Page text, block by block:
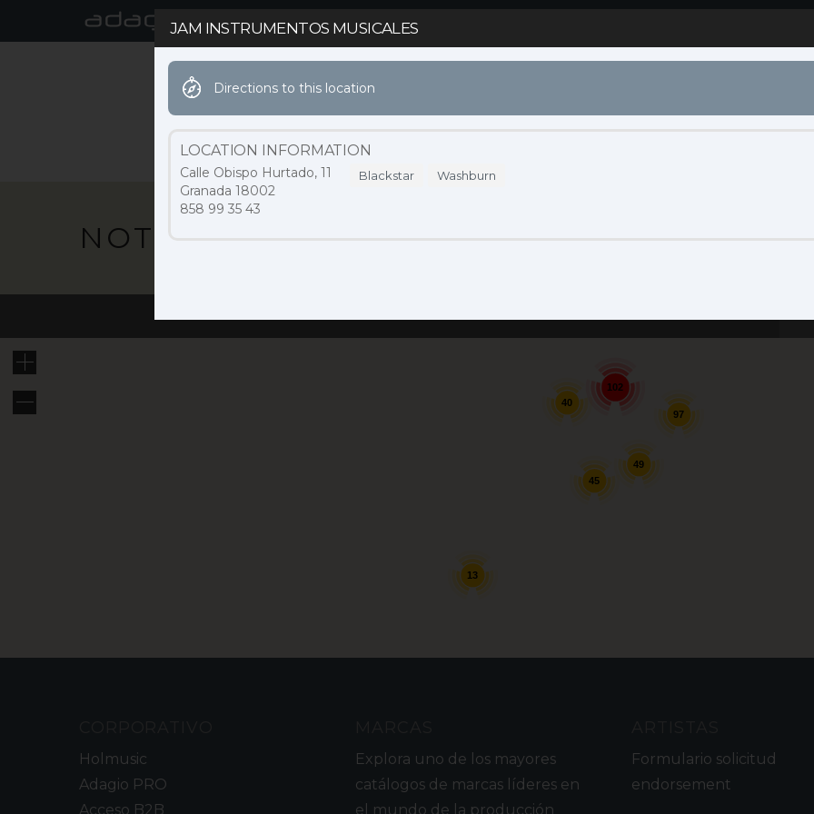
ACTUALIDAD MARCAS
NOTICIAS
102
97
49
45
40
13
Holmusic
Adagio PRO
Acceso B2B
Explora uno de los mayores
catálogos de marcas líderes en
el mundo de la producción
Formulario solicitud
endorsement
JAM INSTRUMENTOS MUSICALES
Directions to this location
LOCATION INFORMATION
Calle Obispo Hurtado, 11
Granada 18002
858 99 35 43
Blackstar Washburn